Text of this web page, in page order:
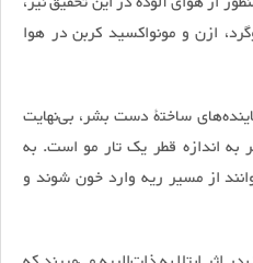
ازن و مونواکسید کربن در هوا
ساختۀ دست بشر، بی‌نهایت
به اندازه قطر یک تار مو است. به
از مسیر ریه وارد خون شوند و